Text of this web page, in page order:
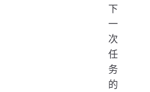
下
一
次
任
务
的